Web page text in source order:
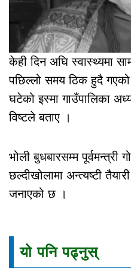
केही दिन अघि स्वास्थ्यमा
पछिल्लो समय ठिक हुदै
घटेको इस्मा गाउँपालिका
विष्टले बताए ।
भोली बुधबारसम्म पूर्वमन्त्री
छल्दीखोलामा अन्त्यष्टी
जनाएको छ ।
यो पनि पढ्नुस्